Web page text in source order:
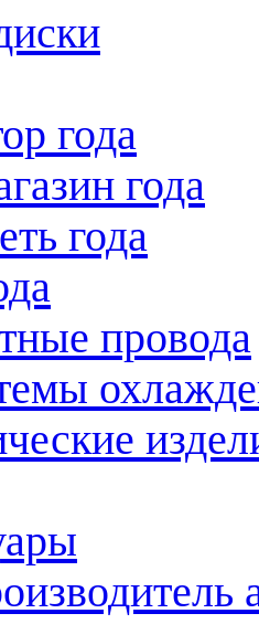
года
года
года
провода